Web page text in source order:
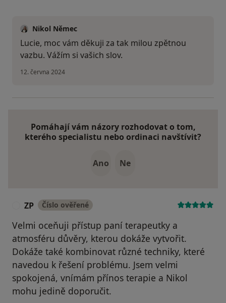
Nikol Němec
Lucie, moc vám děkuji za tak milou zpětnou
vazbu. Vážím si vašich slov.
12. června 2024
Pomáhají vám názory rozhodovat o tom,
kterého specialistu nebo ordinaci navštívit?
Ano Ne
ZP Číslo ověřené
Velmi oceňuji přístup paní terapeutky a
atmosféru důvěry, kterou dokáže vytvořit.
Dokáže také kombinovat různé techniky, které
navedou k řešení problému. Jsem velmi
spokojená, vnímám přínos terapie a Nikol
mohu jedině doporučit.